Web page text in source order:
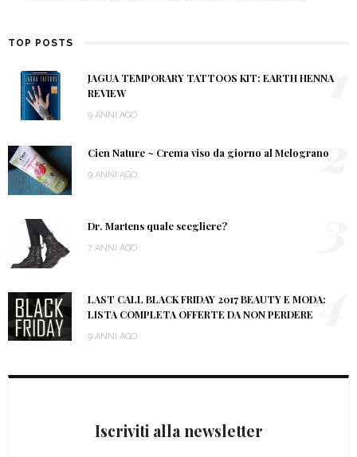
TOP POSTS
JAGUA TEMPORARY TATTOOS KIT: EARTH HENNA
REVIEW
9 ANNI AGO
1
Cien Nature ~ Crema viso da giorno al Melograno
9 ANNI AGO 2
Dr. Martens quale scegliere?
7 ANNI AGO
LAST CALL BLACK FRIDAY 2017 BEAUTY E MODA:
LISTA COMPLETA OFFERTE DA NON PERDERE
9 ANNI AGO
4
Iscriviti alla newsletter